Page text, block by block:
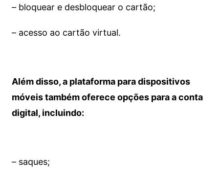
– bloquear e desbloquear o cartão;
– acesso ao cartão virtual.
Além disso, a plataforma para dispositivos
móveis também oferece opções para a conta
digital, incluindo:
– saques;